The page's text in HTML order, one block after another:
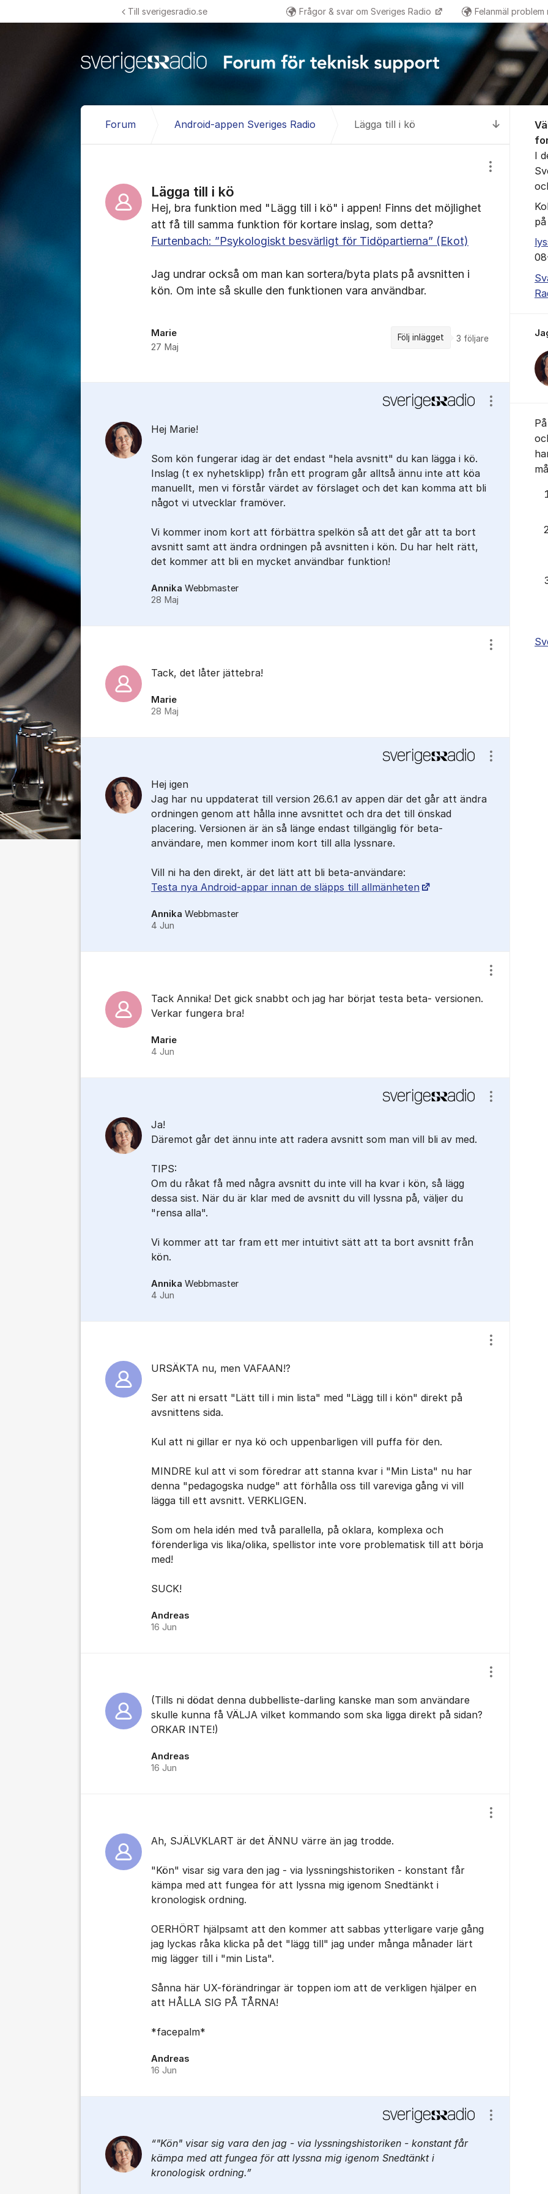
Till sverigesradio.se Frågor & svar om Sveriges Radio Felanmäl
Till
Forum Android-appen Sveriges Radio Lägga till i kö
Lägga till i kö
Visa/dölj
Hej, bra funktion med "Lägg till i kö" i appen! Finns det möjlighet
att få till samma funktion för kortare inslag, som detta?
Furtenbach: ”Psykologiskt besvärligt för Tidöpartierna” (Ekot)
Jag undrar också om man kan sortera/byta plats på avsnitten i
kön. Om inte så skulle den funktionen vara användbar.
Marie
27 Maj
Följ inlägget 3 följare
Hej Marie!
Som kön fungerar idag är det endast "hela avsnitt" du kan lägga i kö.
Inslag (t ex nyhetsklipp) från ett program går alltså ännu inte att köa
manuellt, men vi förstår värdet av förslaget och det kan komma att bli
något vi utvecklar framöver.
Vi kommer inom kort att förbättra spelkön så att det går att ta bort
avsnitt samt att ändra ordningen på avsnitten i kön. Du har helt rätt,
det kommer att bli en mycket användbar funktion!
Annika Webbmaster
28 Maj
Visa/dölj
Tack, det låter jättebra!
Marie
28 Maj
Visa/dölj
Hej igen
Jag har nu uppdaterat till version 26.6.1 av appen där det går att ändra
ordningen genom att hålla inne avsnittet och dra det till önskad
placering. Versionen är än så länge endast tillgänglig för beta-
användare, men kommer inom kort till alla lyssnare.
Vill ni ha den direkt, är det lätt att bli beta-användare:
Testa nya Android-appar innan de släpps till allmänheten
Annika Webbmaster
4 Jun
Visa/dölj
Tack Annika! Det gick snabbt och jag har börjat testa beta- versionen.
Verkar fungera bra!
Marie
4 Jun
Visa/dölj
Ja!
Däremot går det ännu inte att radera avsnitt som man vill bli av med.
TIPS:
Om du råkat få med några avsnitt du inte vill ha kvar i kön, så lägg
dessa sist. När du är klar med de avsnitt du vill lyssna på, väljer du
"rensa alla".
Vi kommer att tar fram ett mer intuitivt sätt att ta bort avsnitt från
kön.
Annika Webbmaster
4 Jun
Visa/dölj
URSÄKTA nu, men VAFAAN!?
Ser att ni ersatt "Lätt till i min lista" med "Lägg till i kön" direkt på
avsnittens sida.
Kul att ni gillar er nya kö och uppenbarligen vill puffa för den.
MINDRE kul att vi som föredrar att stanna kvar i "Min Lista" nu har
denna "pedagogska nudge" att förhålla oss till vareviga gång vi vill
lägga till ett avsnitt. VERKLIGEN.
Som om hela idén med två parallella, på oklara, komplexa och
förenderliga vis lika/olika, spellistor inte vore problematisk till att börja
med!
SUCK!
Andreas
16 Jun
Visa/dölj
(Tills ni dödat denna dubbelliste-darling kanske man som användare
skulle kunna få VÄLJA vilket kommando som ska ligga direkt på sidan?
ORKAR INTE!)
Andreas
16 Jun
Visa/dölj
Ah, SJÄLVKLART är det ÄNNU värre än jag trodde.
"Kön" visar sig vara den jag - via lyssningshistoriken - konstant får
kämpa med att fungea för att lyssna mig igenom Snedtänkt i
kronologisk ordning.
OERHÖRT hjälpsamt att den kommer att sabbas ytterligare varje gång
jag lyckas råka klicka på det "lägg till" jag under många månader lärt
mig lägger till i "min Lista".
Sånna här UX-förändringar är toppen iom att de verkligen hjälper en
att HÅLLA SIG PÅ TÅRNA!
*facepalm*
Andreas
16 Jun
Visa/dölj
"Kön" visar sig vara den jag - via lyssningshistoriken - konstant får
kämpa med att fungea för att lyssna mig igenom Snedtänkt i
kronologisk ordning.
Visa/dölj
I